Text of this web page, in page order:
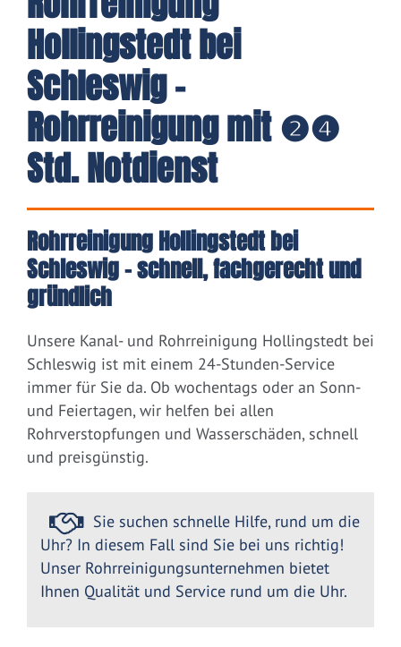
Hollingstedt bei
Schleswig -
Rohrreinigung mit ❷❹
Std. Notdienst
Rohrreinigung Hollingstedt bei
Schleswig – schnell, fachgerecht und
gründlich
Unsere Kanal- und Rohrreinigung Hollingstedt bei
Schleswig ist mit einem 24-Stunden-Service
immer für Sie da. Ob wochentags oder an Sonn-
und Feiertagen, wir helfen bei allen
Rohrverstopfungen und Wasserschäden, schnell
und preisgünstig.
Sie suchen schnelle Hilfe, rund um die
Uhr? In diesem Fall sind Sie bei uns richtig!
Unser Rohrreinigungsunternehmen bietet
Ihnen Qualität und Service rund um die Uhr.